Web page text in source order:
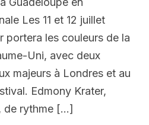
Les 11 et 12 juillet
portera les couleurs de la
Uni, avec deux
majeurs à Londres et au
Edmony Krater,
de rythme […]